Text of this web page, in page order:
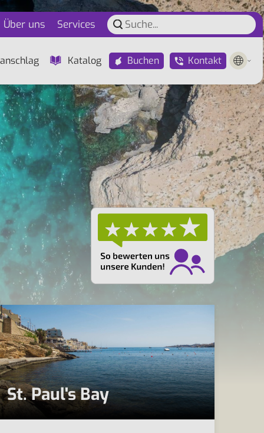
Über uns Services
Katalog Buchen Kontakt
St. Paul's Bay